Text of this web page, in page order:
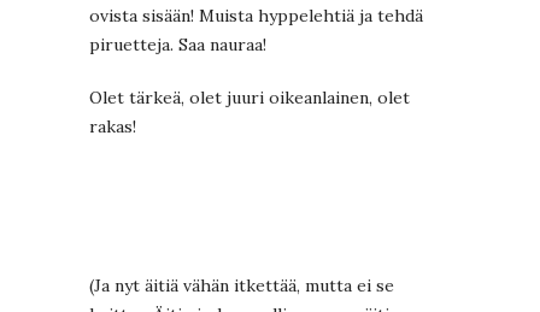
ovista sisään! Muista hyppelehtiä ja tehdä
piruetteja. Saa nauraa!
Olet tärkeä, olet juuri oikeanlainen, olet
rakas!
(Ja nyt äitiä vähän itkettää, mutta ei se